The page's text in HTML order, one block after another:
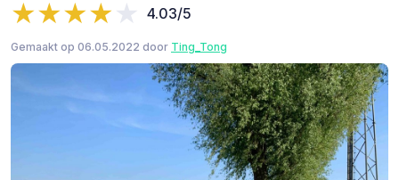
4.03/5
Gemaakt op 06.05.2022 door Ting_Tong